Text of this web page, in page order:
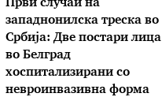
Први случаи на
западнонилска треска во
Србија: Две постари лица
во Белград
хоспитализирани со
невроинвазивна форма